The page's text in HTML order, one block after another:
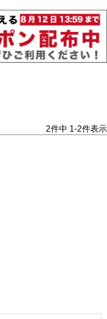
2件中 1-2件表示